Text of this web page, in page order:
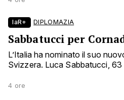
laR+ DIPLOMAZIA
Sabbatucci per
L’Italia ha nominato il suo
Svizzera. Luca Sabbatucci, 63
4 ore